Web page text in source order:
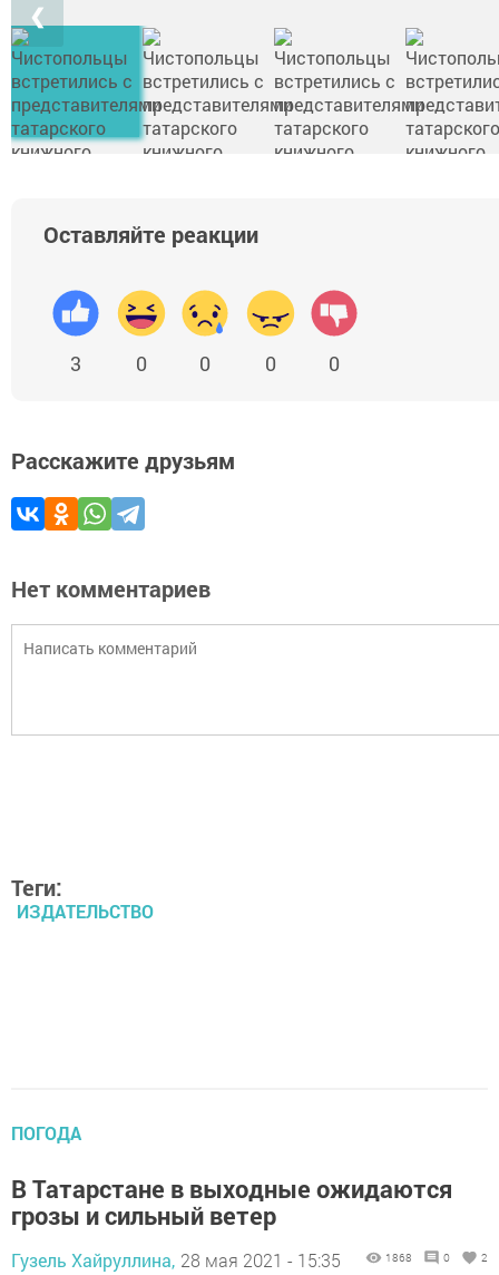
❮
Оставляйте реакции
3 0 0 0 0
Расскажите друзьям
Нет комментариев
Теги:
ИЗДАТЕЛЬСТВО
ПОГОДА
В Татарстане в выходные ожидаются
грозы и сильный ветер
Гузель Хайруллина, 28 мая 2021 - 15:35 1868 0 2